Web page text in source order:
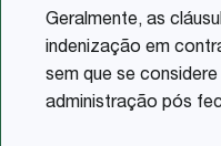
Geralmente, as
indenização em
sem que se
administração pós